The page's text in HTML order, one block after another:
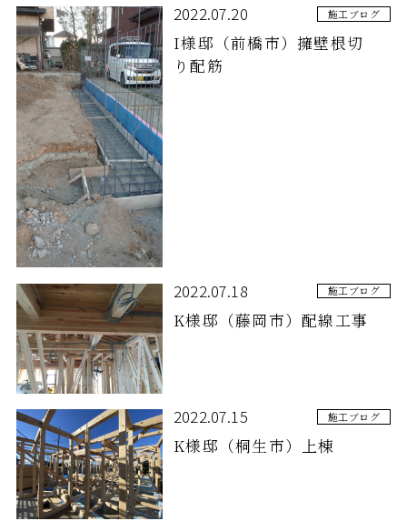
2022.07.20
I様邸（前橋市）擁壁根切
り配筋
施工ブログ
2022.07.18
K様邸（藤岡市）配線工事
施工ブログ
2022.07.15
K様邸（桐生市）上棟
施工ブログ